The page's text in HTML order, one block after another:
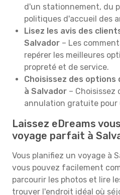
d'un stationnement, du
politiques d'accueil des
Lisez les avis des
Salvador – Les
repérer les meilleures
propreté et de service.
Choisissez des
à Salvador – Choisissez
annulation gratuite
Laissez eDreams
voyage parfait à
Vous planifiez un voyage à
vous pouvez facilement
parcourir les photos et lire
trouver l'endroit idéal où